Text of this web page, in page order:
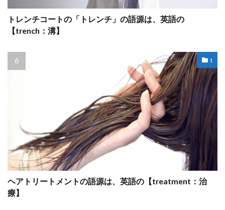
トレンチコートの「トレンチ」の語源は、英語の
【trench：溝】
t
ヘアトリートメントの語源は、英語の【treatment：治
療】